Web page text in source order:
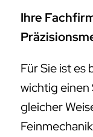
Ihre
Für Sie ist es
wichtig einen
gleicher